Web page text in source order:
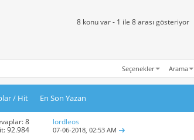
8 konu var - 1 ile 8 arası gösteriyor
Seçenekler Arama
/ Hit En Son Yazan
8
92.984
lordleos
07-06-2018,02:53 AM